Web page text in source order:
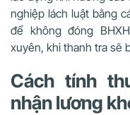
nghiệp lách luật bằng
để không đóng
xuyên, khi thanh tra sẽ
Cách tính
nhận lương